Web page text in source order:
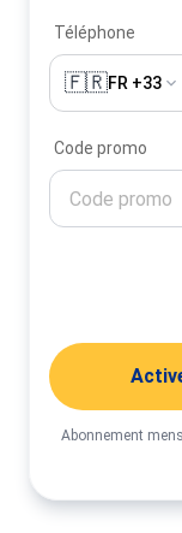
Téléphone
🇫🇷FR +33
Code promo
Abonnement